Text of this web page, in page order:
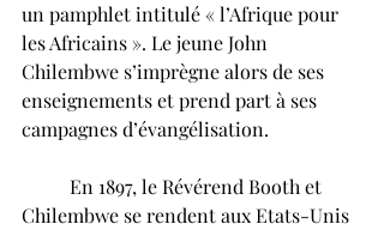
un pamphlet intitulé « l’Afrique pour
les Africains ». Le jeune John
Chilembwe s’imprègne alors de ses
enseignements et prend part à ses
campagnes d’évangélisation.
Chilembwe se rendent aux Etats-Unis